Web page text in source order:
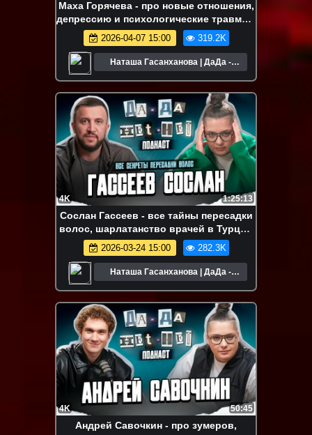
Маха Горячева - про новые отношения,
депрессию и психологические травмы |
ДаДа - НетНет. Подкаст
2026-04-07 15:00 319.2K
Наташа Гасанханова | ДаДа -
НетНет
4K 1:25:13
Сослан Гассеев - все тайны пересадки
волос, шарлатанство врачей в Турции
и клинику GGMED | ДаДа - НетНет.
Подкаст
2026-03-24 15:00 282.3K
Наташа Гасанханова | ДаДа -
4K 50:45
Андрей Савочкин - про зумеров,